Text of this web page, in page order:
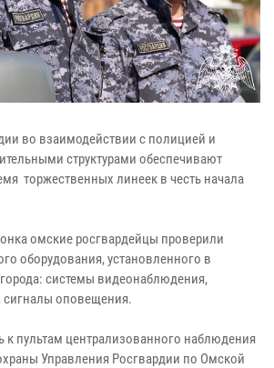
во взаимодействии с полицией и
структурами обеспечивают
торжественных линеек в честь начала
омские росгвардейцы проверили
оборудования, установленного в
системы видеонаблюдения,
оповещения.
к пультам централизованного наблюдения
Управления Росгвардии по Омской